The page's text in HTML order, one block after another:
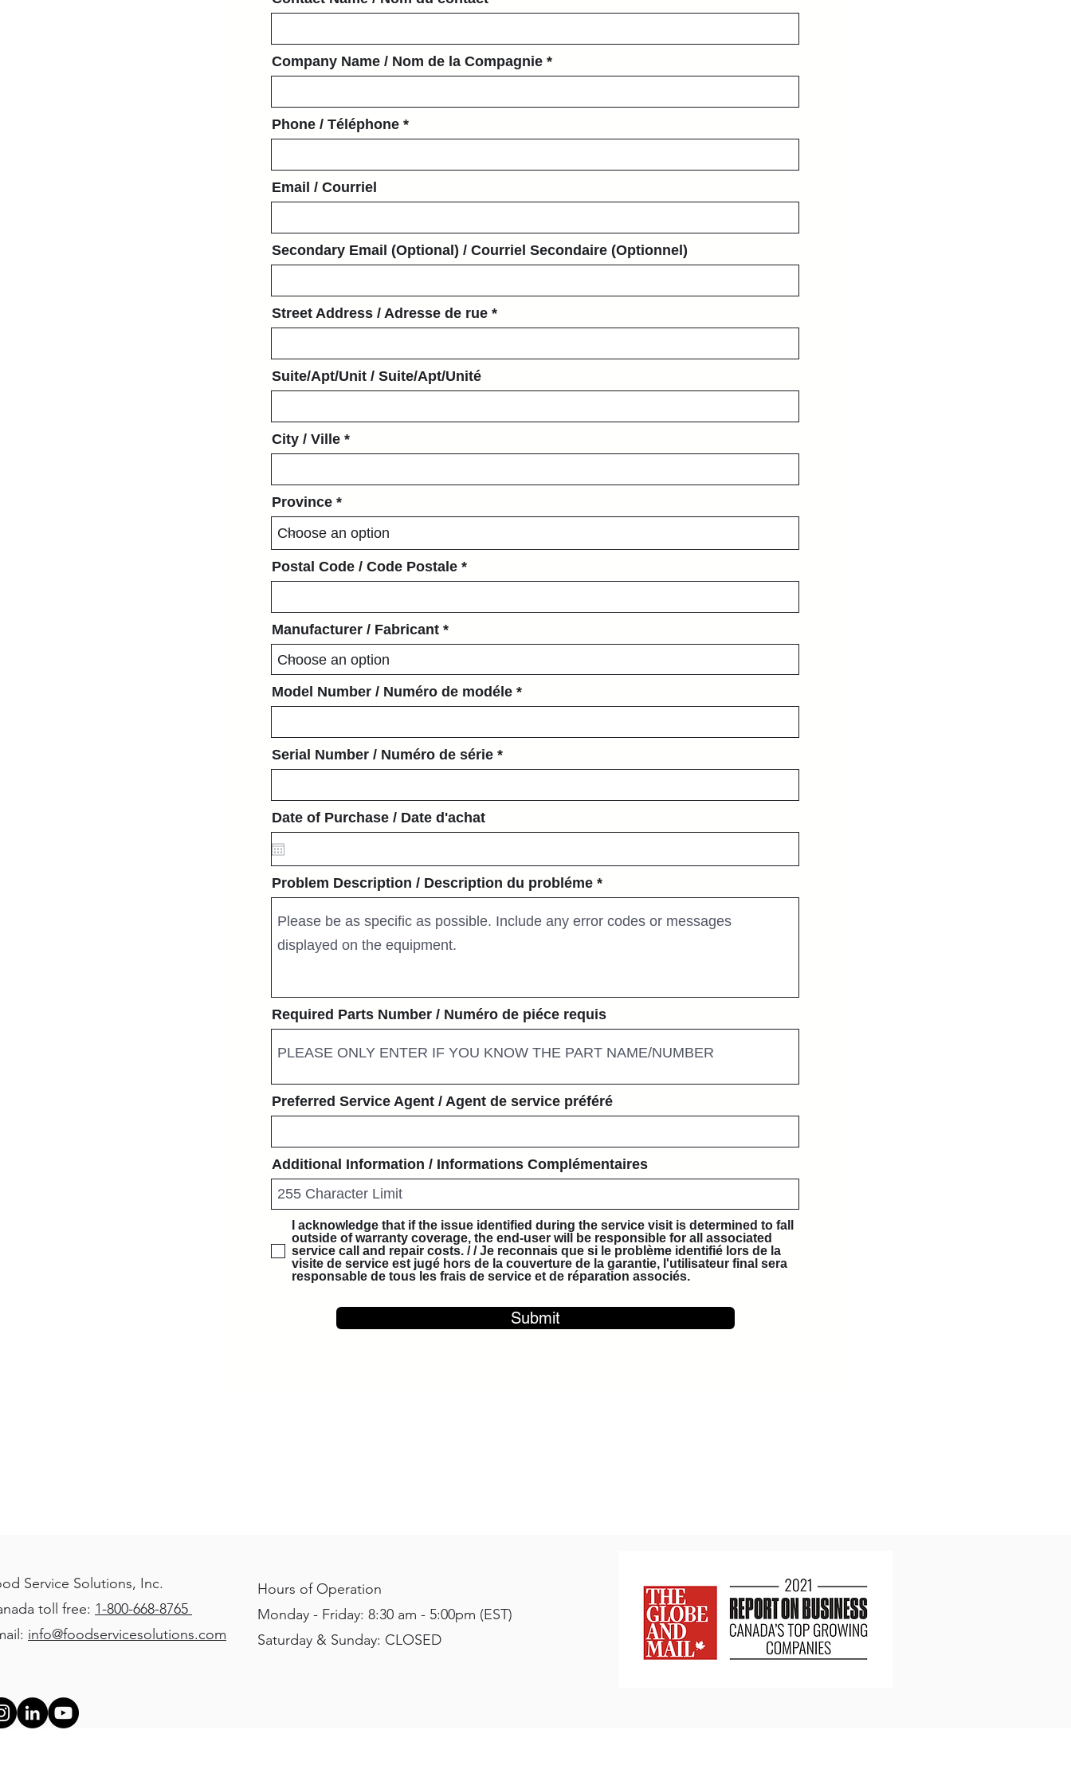
Company Name / Nom de la Compagnie
Phone / Téléphone
Email / Courriel
Secondary Email (Optional) / Courriel Secondaire (Optionnel)
Street Address / Adresse de rue
Suite/Apt/Unit / Suite/Apt/Unité
City / Ville
Province
Postal Code / Code Postale
Manufacturer / Fabricant
Model Number / Numéro de modéle
Serial Number / Numéro de série
Date of Purchase / Date d'achat
Problem Description / Description du probléme
Required Parts Number / Numéro de piéce requis
Preferred Service Agent / Agent de service préféré
Additional Information / Informations Complémentaires
I acknowledge that if the issue identified during the service visit is determined to fall
outside of warranty coverage, the end-user will be responsible for all associated
service call and repair costs. / / Je reconnais que si le problème identifié lors de la
visite de service est jugé hors de la couverture de la garantie, l'utilisateur final sera
responsable de tous les frais de service et de réparation associés.
Submit
Service Solutions, Inc.
toll free: 1-800-668-8765
info@foodservicesolutions.com
Hours of Operation
Monday - Friday: 8:30 am - 5:00pm (EST)
Saturday & Sunday: CLOSED